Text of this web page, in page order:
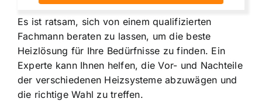
Es ist ratsam, sich von einem qualifizierten
Fachmann beraten zu lassen, um die beste
Heizlösung für Ihre Bedürfnisse zu finden. Ein
Experte kann Ihnen helfen, die Vor- und Nachteile
der verschiedenen Heizsysteme abzuwägen und
die richtige Wahl zu treffen.